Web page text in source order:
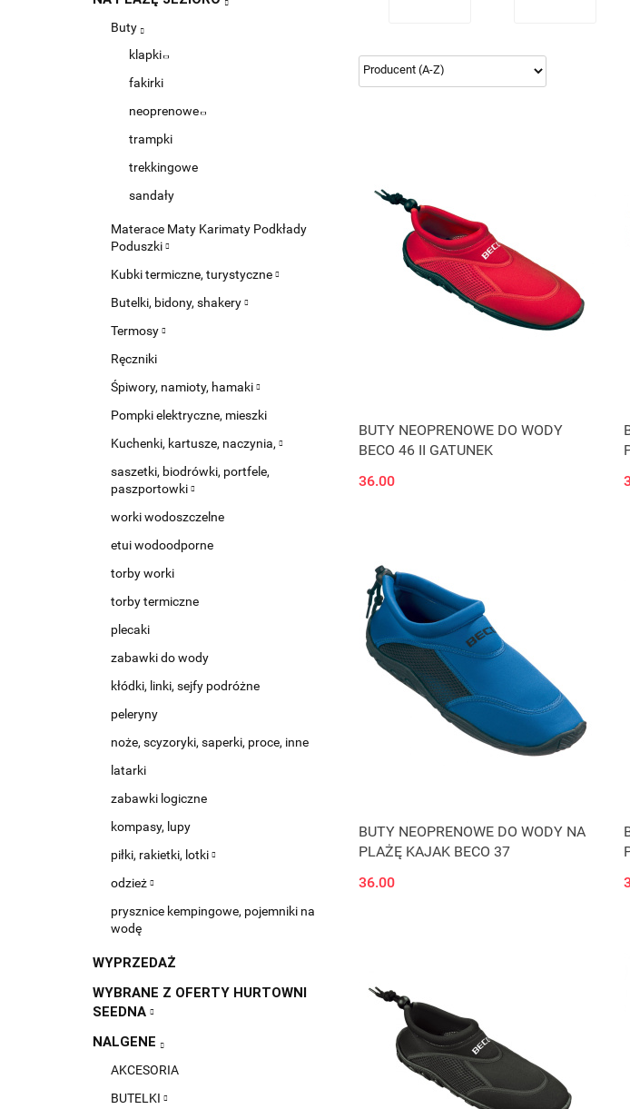
Buty
klapki
fakirki
neoprenowe
trampki
trekkingowe
sandały
Materace Maty Karimaty Podkłady
Poduszki
Kubki termiczne, turystyczne
Butelki, bidony, shakery
Termosy
Ręczniki
Śpiwory, namioty, hamaki
Pompki elektryczne, mieszki
Kuchenki, kartusze, naczynia,
saszetki, biodrówki, portfele,
paszportowki
worki wodoszczelne
etui wodoodporne
torby worki
torby termiczne
plecaki
zabawki do wody
kłódki, linki, sejfy podróżne
peleryny
noże, scyzoryki, saperki, proce, inne
latarki
zabawki logiczne
kompasy, lupy
piłki, rakietki, lotki
odzież
prysznice kempingowe, pojemniki na
wodę
WYPRZEDAŻ
WYBRANE Z OFERTY HURTOWNI
SEEDNA
NALGENE
AKCESORIA
BUTELKI
BUTY NEOPRENOWE DO WODY
BECO 46 II GATUNEK
36.00
BUTY NEOPRENOWE DO WODY NA
PLAŻĘ KAJAK BECO 37
36.00